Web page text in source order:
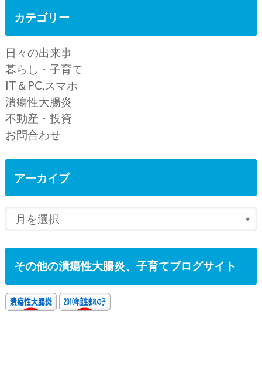
カテゴリー
日々の出来事
暮らし・子育て
IT＆PC,スマホ
潰瘍性大腸炎
不動産・投資
お問合わせ
アーカイブ
その他の潰瘍性大腸炎、子育てブログサイト